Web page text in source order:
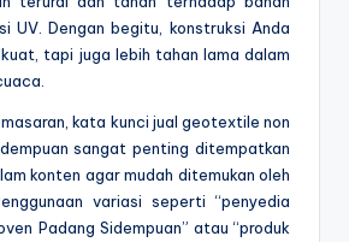
UV. Dengan begitu, konstruksi Anda
tapi juga lebih tahan lama dalam
kata kunci jual geotextile non
sangat penting ditempatkan
konten agar mudah ditemukan oleh
variasi seperti “penyedia
Padang Sidempuan” atau “produk